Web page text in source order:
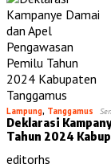
Lampung, Tanggamus
Deklarasi
Tahun 2024
editorhs